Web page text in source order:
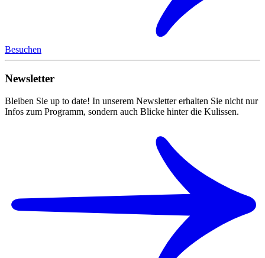
Besuchen
Newsletter
Bleiben Sie up to date! In unserem Newsletter erhalten Sie nicht nur
Infos zum Programm, sondern auch Blicke hinter die Kulissen.